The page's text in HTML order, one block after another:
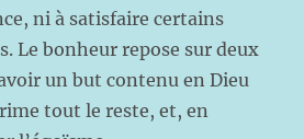
ni à satisfaire certains
Le bonheur repose sur deux
un but contenu en Dieu
tout le reste, et, en